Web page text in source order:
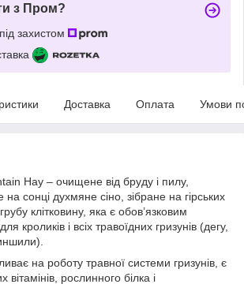
з Пром?
захистом
Доставка Оплата Умови
Hay – очищене від бруду і пилу,
сонці духмяне сіно, зібране на гірських
клітковину, яка є обов’язковим
кроликів і всіх травоїдних гризунів (дегу,
на роботу травної системи гризунів, є
рослинного білка і